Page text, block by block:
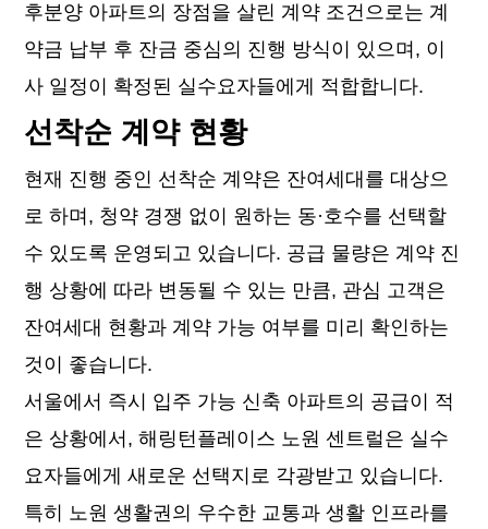
후분양 아파트의 장점을 살린 계약 조건으로는 계
약금 납부 후 잔금 중심의 진행 방식이 있으며, 이
사 일정이 확정된 실수요자들에게 적합합니다.
선착순 계약 현황
현재 진행 중인 선착순 계약은 잔여세대를 대상으
로 하며, 청약 경쟁 없이 원하는 동·호수를 선택할
수 있도록 운영되고 있습니다. 공급 물량은 계약 진
행 상황에 따라 변동될 수 있는 만큼, 관심 고객은
잔여세대 현황과 계약 가능 여부를 미리 확인하는
것이 좋습니다.
서울에서 즉시 입주 가능 신축 아파트의 공급이 적
은 상황에서, 해링턴플레이스 노원 센트럴은 실수
요자들에게 새로운 선택지로 각광받고 있습니다.
특히 노원 생활권의 우수한 교통과 생활 인프라를